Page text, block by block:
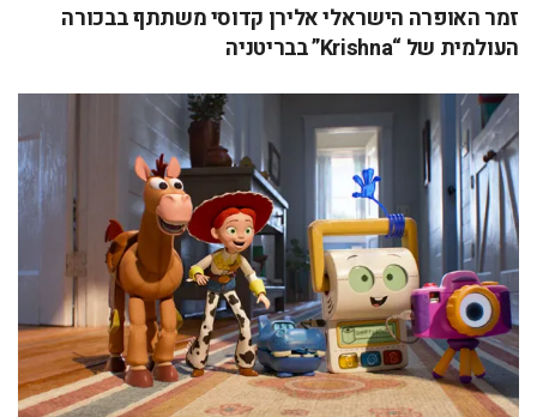
זמר האופרה הישראלי אלירן קדוסי משתתף בבכורה
העולמית של “Krishna” בבריטניה